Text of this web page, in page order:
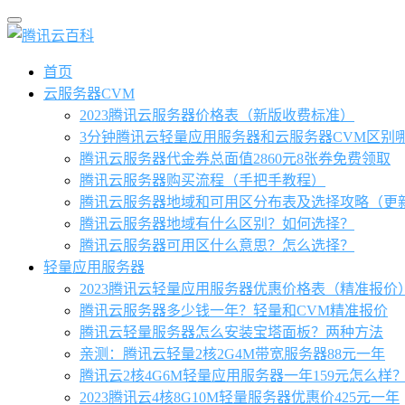
首页
云服务器CVM
2023腾讯云服务器价格表（新版收费标准）
3分钟腾讯云轻量应用服务器和云服务器CVM区别
腾讯云服务器代金券总面值2860元8张券免费领取
腾讯云服务器购买流程（手把手教程）
腾讯云服务器地域和可用区分布表及选择攻略（更
腾讯云服务器地域有什么区别？如何选择？
腾讯云服务器可用区什么意思？怎么选择？
轻量应用服务器
2023腾讯云轻量应用服务器优惠价格表（精准报价）
腾讯云服务器多少钱一年？轻量和CVM精准报价
腾讯云轻量服务器怎么安装宝塔面板？两种方法
亲测：腾讯云轻量2核2G4M带宽服务器88元一年
腾讯云2核4G6M轻量应用服务器一年159元怎么样？
2023腾讯云4核8G10M轻量服务器优惠价425元一年